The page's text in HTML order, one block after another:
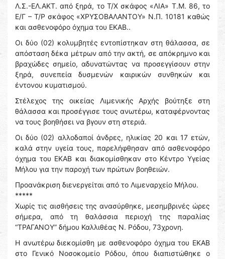
Λ.Σ.-ΕΛ.ΑΚΤ. από ξηρά, το Τ/Χ σκάφος «ΛΙΑ» Τ.Μ. 86, το
Ε/Γ – Τ/Ρ σκάφος «ΧΡΥΣΟΒΑΛΑΝΤΟΥ» Ν.Π. 10181 καθώς
και ασθενοφόρο όχημα του ΕΚΑΒ..
Οι δύο (02) κολυμβητές εντοπίστηκαν στη θάλασσα, σε
απόσταση δέκα μέτρων από την ακτή, σε απόκρημνο και
βραχώδες σημείο, αδυνατώντας να προσεγγίσουν στην
ξηρά, συνεπεία δυσμενών καιρικών συνθηκών και
έντονου κυματισμού.
Στέλεχος της οικείας Λιμενικής Αρχής βούτηξε στη
θάλασσα και προσέγγισε τους ανωτέρω, καταφέρνοντας
να τους βοηθήσει να βγουν στη στεριά.
Οι δύο (02) αλλοδαποί άνδρες, ηλικίας 20 και 17 ετών,
καλά στην υγεία τους, παρελήφθησαν από ασθενοφόρο
όχημα του ΕΚΑΒ και διακομίσθηκαν στο Κέντρο Υγείας
Μήλου για την παροχή των πρώτων βοηθειών.
Προανάκριση διενεργείται από το Λιμεναρχείο Μήλου.
*****
Χωρίς τις αισθήσεις της ανασύρθηκε, μεσημβρινές ώρες
σήμερα, από τη θαλάσσια περιοχή της παραλίας
“ΤΡΑΓΑΝΟΥ” δήμου Καλλιθέας Ν. Ρόδου, 73χρονη.
Η ανωτέρω διεκομίσθη με ασθενοφόρο όχημα του ΕΚΑΒ
στο Γενικό Νοσοκομείο Ρόδου, όπου διαπιστώθηκε ο